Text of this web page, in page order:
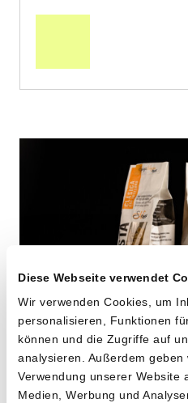
Diese Webseite verwendet
Wir verwenden Cookies, um
personalisieren, Funktionen
können und die Zugriffe auf
analysieren. Außerdem
Verwendung unserer Website
Medien, Werbung und
Maccheroni